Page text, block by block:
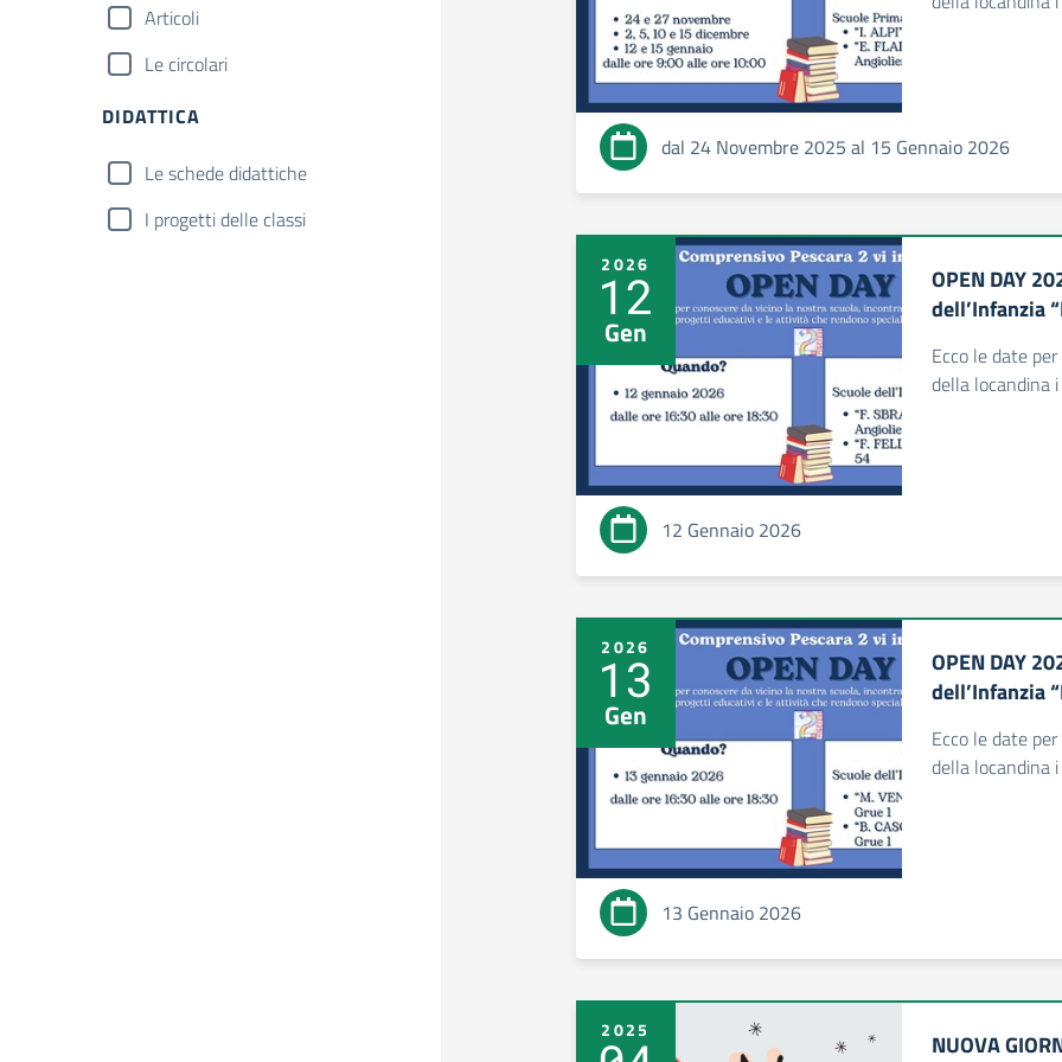
Articoli
Le circolari
DIDATTICA
Le schede didattiche
I progetti delle classi
dal 24 Novembre 2025 al 15 Gennaio 2026
2026
12
Gen
OPEN DAY
dell’Infanzia
Ecco le date
della locandina
12 Gennaio 2026
2026
13
Gen
OPEN DAY
dell’Infanzia
Ecco le date
della locandina
13 Gennaio 2026
2025
NUOVA